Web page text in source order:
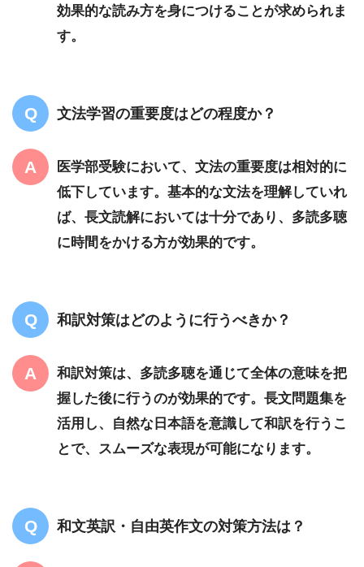
効果的な読み方を身につけることが求められま
す。
文法学習の重要度はどの程度か？
医学部受験において、文法の重要度は相対的に
低下しています。基本的な文法を理解していれ
ば、長文読解においては十分であり、多読多聴
に時間をかける方が効果的です。
和訳対策はどのように行うべきか？
和訳対策は、多読多聴を通じて全体の意味を把
握した後に行うのが効果的です。長文問題集を
活用し、自然な日本語を意識して和訳を行うこ
とで、スムーズな表現が可能になります。
和文英訳・自由英作文の対策方法は？